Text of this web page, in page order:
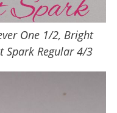
One 1/2, Bright
Spark Regular 4/3